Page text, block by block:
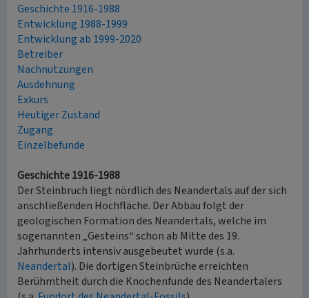
Geschichte 1916-1988
Entwicklung 1988-1999
Entwicklung ab 1999-2020
Betreiber
Nachnutzungen
Ausdehnung
Exkurs
Heutiger Zustand
Zugang
Einzelbefunde
Geschichte 1916-1988
Der Steinbruch liegt nördlich des Neandertals auf der sich
anschließenden Hochfläche. Der Abbau folgt der
geologischen Formation des Neandertals, welche im
sogenannten „Gesteins“ schon ab Mitte des 19.
Jahrhunderts intensiv ausgebeutet wurde (s.a.
Neandertal). Die dortigen Steinbrüche erreichten
Berühmtheit durch die Knochenfunde des Neandertalers